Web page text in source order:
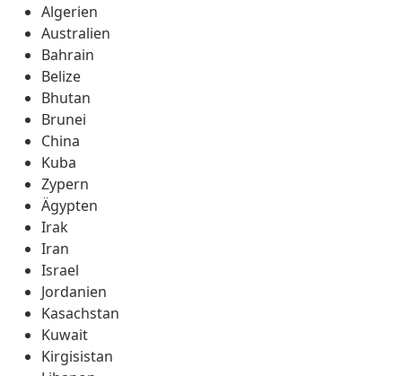
Algerien
Australien
Bahrain
Belize
Bhutan
Brunei
China
Kuba
Zypern
Ägypten
Irak
Iran
Israel
Jordanien
Kasachstan
Kuwait
Kirgisistan